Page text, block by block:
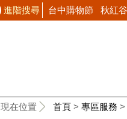
進階搜尋 台中購物節 秋紅谷
現在位置 首頁 > 專區服務 >